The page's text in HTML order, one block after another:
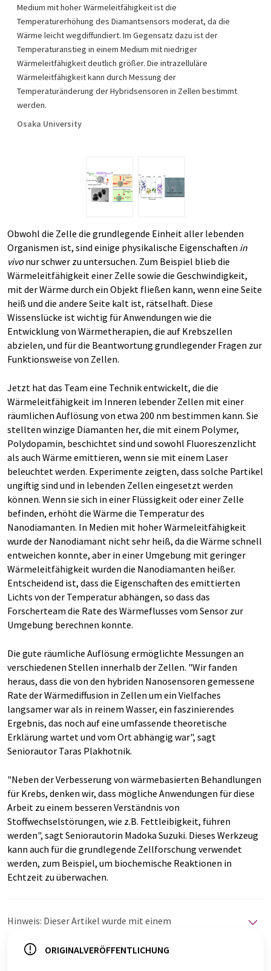
Medium mit hoher Wärmeleitfähigkeit ist die
Temperaturerhöhung des Diamantsensors moderat, da die
Wärme leicht wegdiffundiert. Im Gegensatz dazu ist der
Temperaturanstieg in einem Medium mit niedriger
Wärmeleitfähigkeit deutlich größer. Die intrazelluläre
Wärmeleitfähigkeit kann durch Messung der
Temperaturänderung der Hybridsensoren in Zellen bestimmt
werden.
Osaka University
Obwohl die Zelle die grundlegende Einheit aller lebenden
Organismen ist, sind einige physikalische Eigenschaften in
vivo nur schwer zu untersuchen. Zum Beispiel blieb die
Wärmeleitfähigkeit einer Zelle sowie die Geschwindigkeit,
mit der Wärme durch ein Objekt fließen kann, wenn eine Seite
heiß und die andere Seite kalt ist, rätselhaft. Diese
Wissenslücke ist wichtig für Anwendungen wie die
Entwicklung von Wärmetherapien, die auf Krebszellen
abzielen, und für die Beantwortung grundlegender Fragen zur
Funktionsweise von Zellen.
Jetzt hat das Team eine Technik entwickelt, die die
Wärmeleitfähigkeit im Inneren lebender Zellen mit einer
räumlichen Auflösung von etwa 200 nm bestimmen kann. Sie
stellten winzige Diamanten her, die mit einem Polymer,
Polydopamin, beschichtet sind und sowohl Fluoreszenzlicht
als auch Wärme emittieren, wenn sie mit einem Laser
beleuchtet werden. Experimente zeigten, dass solche Partikel
ungiftig sind und in lebenden Zellen eingesetzt werden
können. Wenn sie sich in einer Flüssigkeit oder einer Zelle
befinden, erhöht die Wärme die Temperatur des
Nanodiamanten. In Medien mit hoher Wärmeleitfähigkeit
wurde der Nanodiamant nicht sehr heiß, da die Wärme schnell
entweichen konnte, aber in einer Umgebung mit geringer
Wärmeleitfähigkeit wurden die Nanodiamanten heißer.
Entscheidend ist, dass die Eigenschaften des emittierten
Lichts von der Temperatur abhängen, so dass das
Forscherteam die Rate des Wärmeflusses vom Sensor zur
Umgebung berechnen konnte.
Die gute räumliche Auflösung ermöglichte Messungen an
verschiedenen Stellen innerhalb der Zellen. "Wir fanden
heraus, dass die von den hybriden Nanosensoren gemessene
Rate der Wärmediffusion in Zellen um ein Vielfaches
langsamer war als in reinem Wasser, ein faszinierendes
Ergebnis, das noch auf eine umfassende theoretische
Erklärung wartet und vom Ort abhängig war", sagt
Seniorautor Taras Plakhotnik.
"Neben der Verbesserung von wärmebasierten Behandlungen
für Krebs, denken wir, dass mögliche Anwendungen für diese
Arbeit zu einem besseren Verständnis von
Stoffwechselstörungen, wie z.B. Fettleibigkeit, führen
werden", sagt Seniorautorin Madoka Suzuki. Dieses Werkzeug
kann auch für die grundlegende Zellforschung verwendet
werden, zum Beispiel, um biochemische Reaktionen in
Echtzeit zu überwachen.
Hinweis: Dieser Artikel wurde mit einem
LUMITOS bietet diese automatischen Übersetzungen
ORIGINALVERÖFFENTLICHUNG